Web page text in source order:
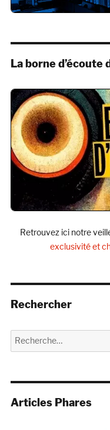
La borne d’écoute
Retrouvez ici notre
exclusivité et
Rechercher
Recherche
pour :
Articles Phares